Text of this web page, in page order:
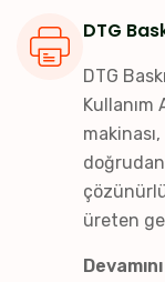
DTG
DTG
Kullanım
üreten